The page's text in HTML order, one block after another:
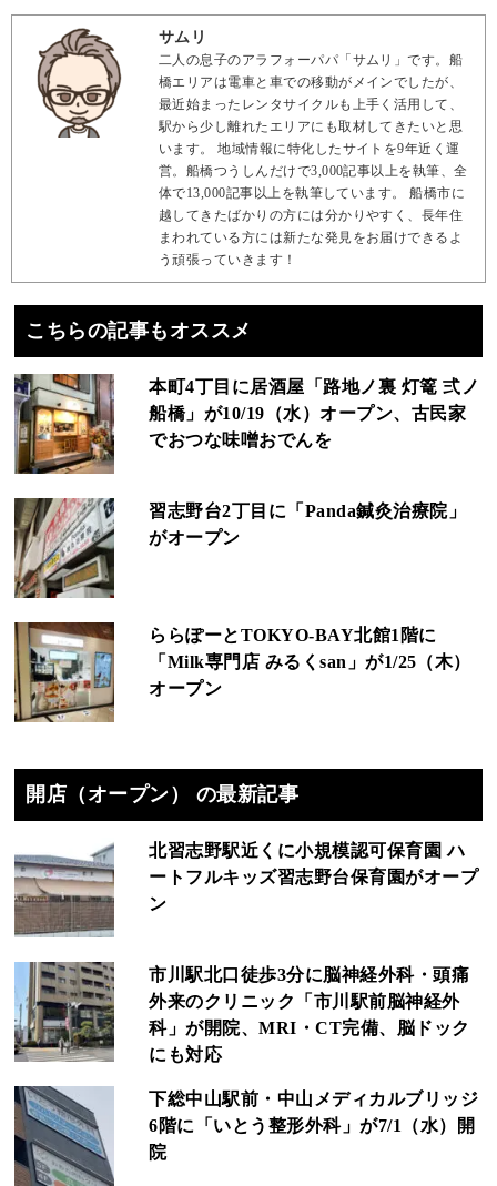
サムリ
二人の息子のアラフォーパパ「サムリ」です。船
橋エリアは電車と車での移動がメインでしたが、
最近始まったレンタサイクルも上手く活用して、
駅から少し離れたエリアにも取材してきたいと思
います。 地域情報に特化したサイトを9年近く運
営。船橋つうしんだけで3,000記事以上を執筆、全
体で13,000記事以上を執筆しています。 船橋市に
越してきたばかりの方には分かりやすく、長年住
まわれている方には新たな発見をお届けできるよ
う頑張っていきます！
こちらの記事もオススメ
本町4丁目に居酒屋「路地ノ裏 灯篭 弍ノ
船橋」が10/19（水）オープン、古民家
でおつな味噌おでんを
習志野台2丁目に「Panda鍼灸治療院」
がオープン
ららぽーとTOKYO‐BAY北館1階に
「Milk専門店 みるくsan」が1/25（木）
オープン
開店（オープン） の最新記事
北習志野駅近くに小規模認可保育園 ハ
ートフルキッズ習志野台保育園がオープ
ン
市川駅北口徒歩3分に脳神経外科・頭痛
外来のクリニック「市川駅前脳神経外
科」が開院、MRI・CT完備、脳ドック
にも対応
下総中山駅前・中山メディカルブリッジ
6階に「いとう整形外科」が7/1（水）開
院